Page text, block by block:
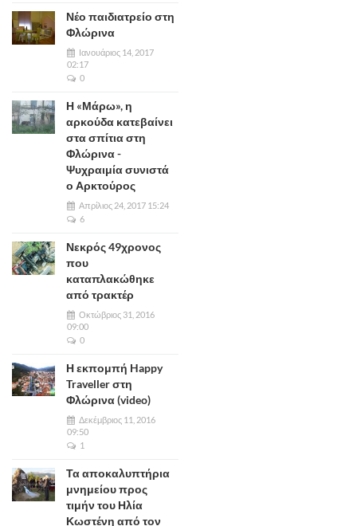
Νέο παιδιατρείο στη
Φλώρινα
Ιανουάριος 14, 2017
02:17
0
Η «Μάρω», η
αρκούδα κατεβαίνει
στα σπίτια στη
Φλώρινα -
Ψυχραιμία συνιστά
ο Αρκτούρος
Απρίλιος 24, 2017 15:24
6
Νεκρός 49χρονος
που
καταπλακώθηκε
από τρακτέρ
Οκτώβριος 31, 2016
09:00
0
Η εκπομπή Happy
Traveller στη
Φλώρινα (video)
Δεκέμβριος 11, 2016
09:50
1
Τα αποκαλυπτήρια
μνημείου προς
τιμήν του Ηλία
Κωστένη από τον